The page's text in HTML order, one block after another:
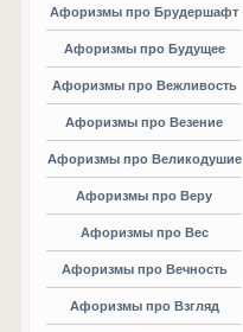
Афоризмы про Брудершафт
Афоризмы про Будущее
Афоризмы про Вежливость
Афоризмы про Везение
Афоризмы про Великодушие
Афоризмы про Веру
Афоризмы про Вес
Афоризмы про Вечность
Афоризмы про Взгляд